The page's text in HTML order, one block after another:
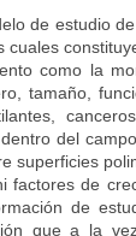
de estudio
como la
tamaño,
del
superficies
de
de
que a la